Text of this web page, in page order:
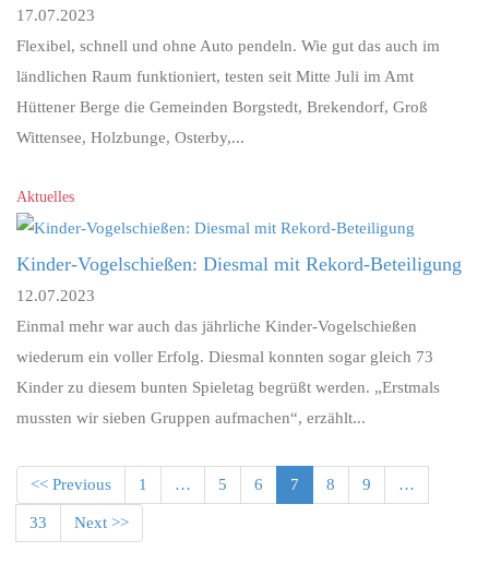
17.07.2023
Flexibel, schnell und ohne Auto pendeln. Wie gut das auch im
ländlichen Raum funktioniert, testen seit Mitte Juli im Amt
Hüttener Berge die Gemeinden Borgstedt, Brekendorf, Groß
Wittensee, Holzbunge, Osterby,...
Aktuelles
Kinder-Vogelschießen: Diesmal mit Rekord-Beteiligung
12.07.2023
Einmal mehr war auch das jährliche Kinder-Vogelschießen
wiederum ein voller Erfolg. Diesmal konnten sogar gleich 73
Kinder zu diesem bunten Spieletag begrüßt werden. „Erstmals
mussten wir sieben Gruppen aufmachen“, erzählt...
<< Previous 1 … 5 6 7 8 9 …
33 Next >>